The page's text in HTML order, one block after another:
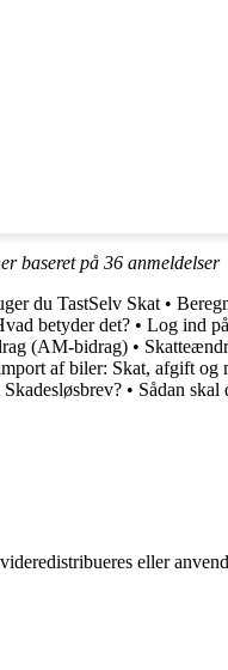
baseret på 36 anmeldelser
du TastSelv Skat •
betyder det? • Log ind
(AM-bidrag) •
af biler: Skat, afgift og
• Sådan
eller